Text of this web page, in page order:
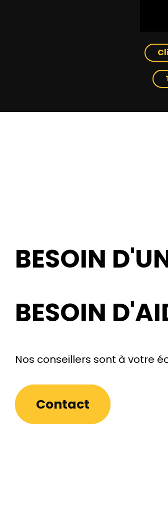
BESOIN
BESOIN
Nos conseillers sont à votre
Contact